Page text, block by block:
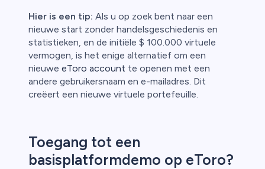
Hier is een tip: Als u op zoek bent naar een
nieuwe start zonder handelsgeschiedenis en
statistieken, en de initiële $ 100.000 virtuele
vermogen, is het enige alternatief om een
nieuwe eToro account te openen met een
andere gebruikersnaam en e-mailadres. Dit
creëert een nieuwe virtuele portefeuille.
Toegang tot een
basisplatformdemo op eToro?